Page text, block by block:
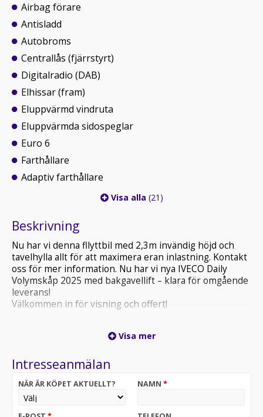
Airbag förare
Antisladd
Autobroms
Centrallås (fjärrstyrt)
Digitalradio (DAB)
Elhissar (fram)
Eluppvärmd vindruta
Eluppvärmda sidospeglar
Euro 6
Farthållare
Adaptiv farthållare
Visa alla (21)
Beskrivning
Nu har vi denna fllyttbil med 2,3m invändig höjd och
tavelhylla allt för att maximera eran inlastning. Kontakt
oss för mer information. Nu har vi nya IVECO Daily
Volymskåp 2025 med bakgavellift – klara för omgående
leverans!
Välkommen in för visning och offert!
behov.
IVECO Daily är känd för sin robusthet, volymkapacitet
och hållbarhet – en riktig arbetsmaskin som sticker ut.
Visa mer
Intresseanmälan
NÄR ÄR KÖPET AKTUELLT? NAMN *